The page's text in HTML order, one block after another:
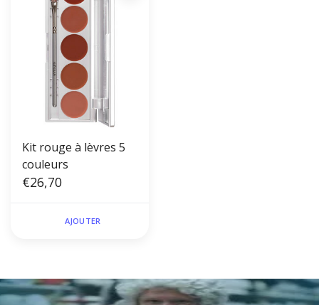
Kit rouge à lèvres 5
couleurs
€26,70
AJOUTER